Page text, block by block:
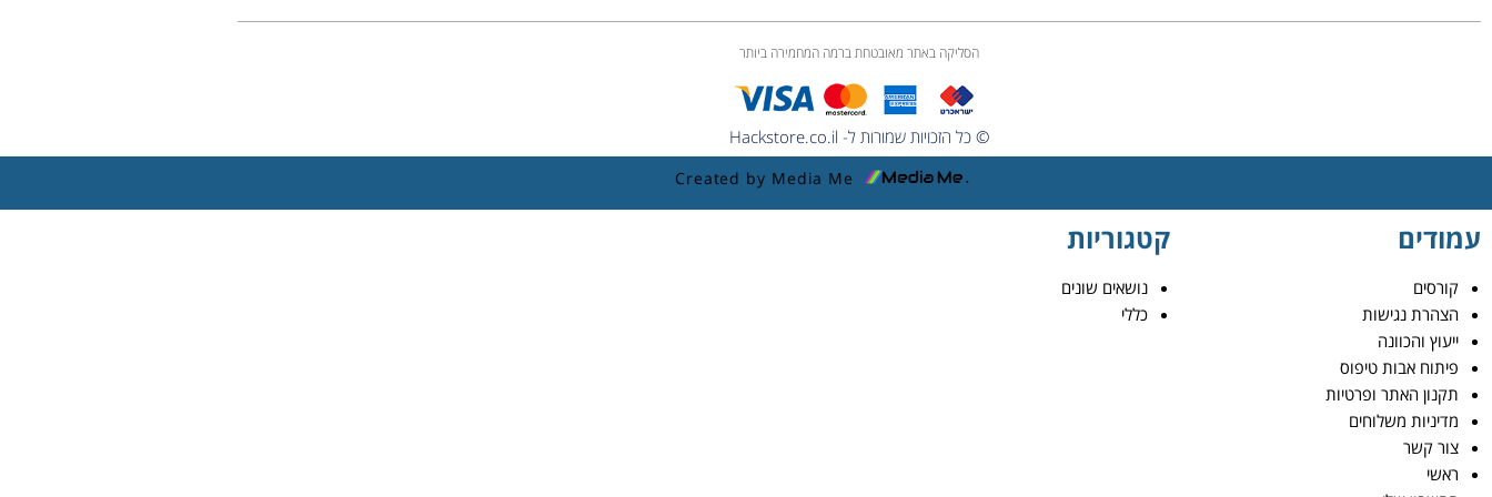
הסליקה באתר מאובטחת ברמה המחמירה ביותר
© כל הזכויות שמורות ל- Hackstore.co.il
Created by Media Me
עמודים
קורסים
הצהרת נגישות
ייעוץ והכוונה
פיתוח אבות טיפוס
תקנון האתר ופרטיות
מדיניות משלוחים
צור קשר
ראשי
קטגוריות
נושאים שונים
כללי